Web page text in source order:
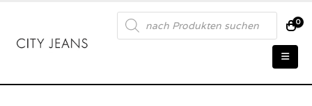
Products
search 0